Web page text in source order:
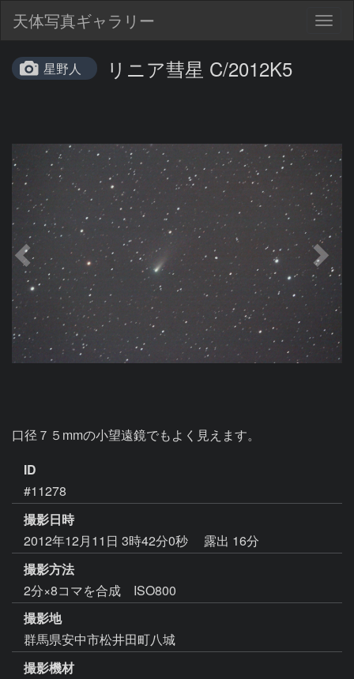
天体写真ギャラリー
星野人 リニア彗星 C/2012K5
口径７５mmの小望遠鏡でもよく見えます。
ID
#11278
撮影日時
2012年12月11日 3時42分0秒
露出 16分
撮影方法
2分×8コマを合成 ISO800
撮影地
群馬県安中市松井田町八城
撮影機材